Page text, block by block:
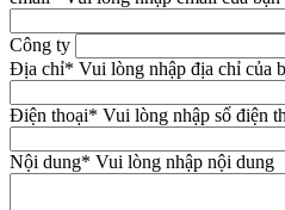
Công ty
Địa chỉ* Vui lòng nhập địa chỉ của
Điện thoại* Vui lòng nhập số điện
Nội dung* Vui lòng nhập nội dung